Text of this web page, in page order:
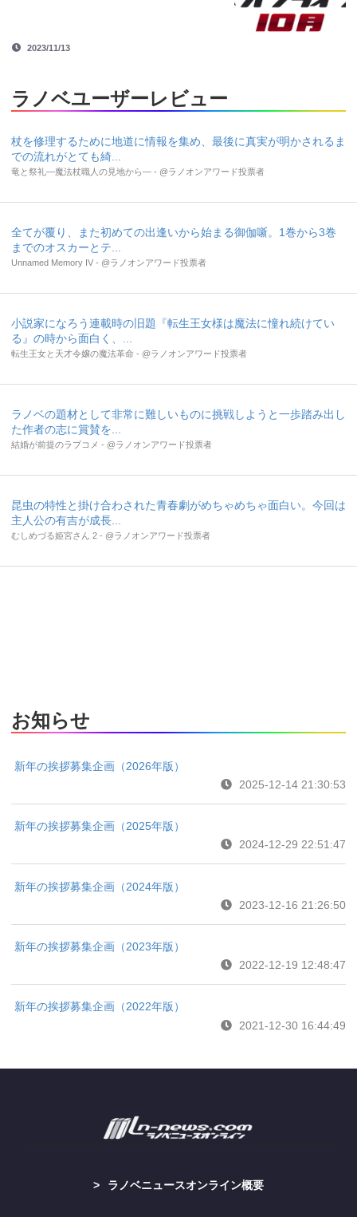
2023/11/13
ラノベユーザーレビュー
杖を修理するために地道に情報を集め、最後に真実が明かされるま
での流れがとても綺...
竜と祭礼―魔法杖職人の見地から― - @ラノオンアワード投票者
全てが覆り、また初めての出逢いから始まる御伽噺。1巻から3巻
までのオスカーとテ...
Unnamed Memory IV - @ラノオンアワード投票者
小説家になろう連載時の旧題『転生王女様は魔法に憧れ続けてい
る』の時から面白く、...
転生王女と天才令嬢の魔法革命 - @ラノオンアワード投票者
ラノベの題材として非常に難しいものに挑戦しようと一歩踏み出し
た作者の志に賞賛を...
結婚が前提のラブコメ - @ラノオンアワード投票者
昆虫の特性と掛け合わされた青春劇がめちゃめちゃ面白い。今回は
主人公の有吉が成長...
むしめづる姫宮さん 2 - @ラノオンアワード投票者
お知らせ
新年の挨拶募集企画（2026年版）
2025-12-14 21:30:53
新年の挨拶募集企画（2025年版）
2024-12-29 22:51:47
新年の挨拶募集企画（2024年版）
2023-12-16 21:26:50
新年の挨拶募集企画（2023年版）
2022-12-19 12:48:47
新年の挨拶募集企画（2022年版）
2021-12-30 16:44:49
ラノベニュースオンライン概要